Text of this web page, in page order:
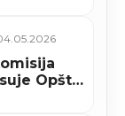
Opšte